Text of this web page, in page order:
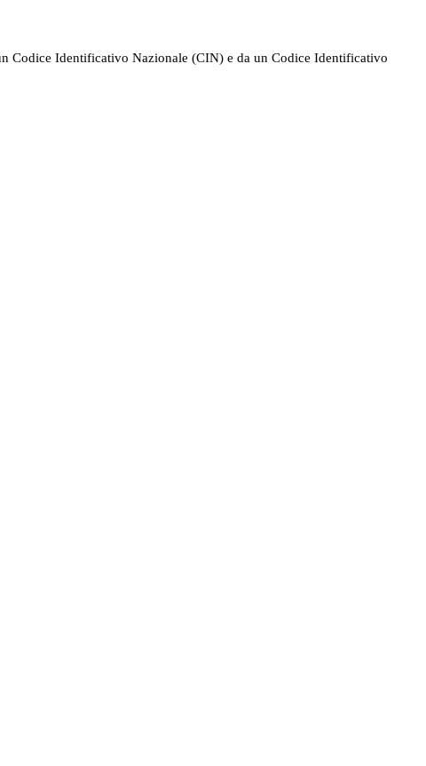
Codice Identificativo Nazionale (CIN) e da un Codice Identificativo